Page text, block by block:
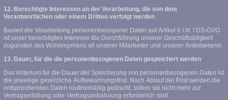
12. Berechtigte Interessen an der Verarbeitung, die von dem
Verantwortlichen oder einem Dritten verfolgt werden
Basiert die Verarbeitung personenbezogener Daten auf Artikel 6 I lit. f DS-GVO
ist unser berechtigtes Interesse die Durchführung unserer Geschäftstätigkeit
zugunsten des Wohlergehens all unserer Mitarbeiter und unserer Anteilseigner.
13. Dauer, für die die personenbezogenen Daten gespeichert werden
Das Kriterium für die Dauer der Speicherung von personenbezogenen Daten ist
die jeweilige gesetzliche Aufbewahrungsfrist. Nach Ablauf der Frist werden die
entsprechenden Daten routinemäßig gelöscht, sofern sie nicht mehr zur
Vertragserfüllung oder Vertragsanbahnung erforderlich sind.